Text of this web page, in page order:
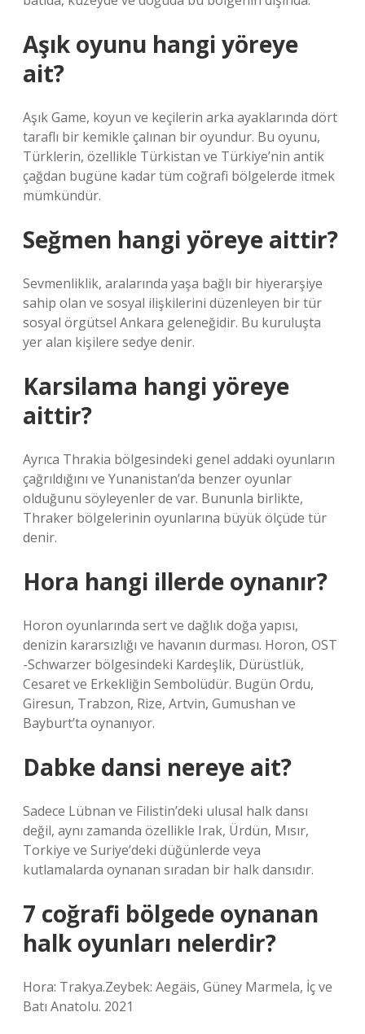
Aşık oyunu hangi yöreye
ait?
Aşık Game, koyun ve keçilerin arka ayaklarında dört
taraflı bir kemikle çalınan bir oyundur. Bu oyunu,
Türklerin, özellikle Türkistan ve Türkiye’nin antik
çağdan bugüne kadar tüm coğrafi bölgelerde itmek
mümkündür.
Seğmen hangi yöreye aittir?
Sevmenliklik, aralarında yaşa bağlı bir hiyerarşiye
sahip olan ve sosyal ilişkilerini düzenleyen bir tür
sosyal örgütsel Ankara geleneğidir. Bu kuruluşta
yer alan kişilere sedye denir.
Karsilama hangi yöreye
aittir?
Ayrıca Thrakia bölgesindeki genel addaki oyunların
çağrıldığını ve Yunanistan’da benzer oyunlar
olduğunu söyleyenler de var. Bununla birlikte,
Thraker bölgelerinin oyunlarına büyük ölçüde tür
denir.
Hora hangi illerde oynanır?
Horon oyunlarında sert ve dağlık doğa yapısı,
denizin kararsızlığı ve havanın durması. Horon, OST
-Schwarzer bölgesindeki Kardeşlik, Dürüstlük,
Cesaret ve Erkekliğin Sembolüdür. Bugün Ordu,
Giresun, Trabzon, Rize, Artvin, Gumushan ve
Bayburt’ta oynanıyor.
Dabke dansi nereye ait?
Sadece Lübnan ve Filistin’deki ulusal halk dansı
değil, aynı zamanda özellikle Irak, Ürdün, Mısır,
Torkiye ve Suriye’deki düğünlerde veya
kutlamalarda oynanan sıradan bir halk dansıdır.
7 coğrafi bölgede oynanan
halk oyunları nelerdir?
Hora: Trakya.Zeybek: Aegäis, Güney Marmela, İç ve
Batı Anatolu. 2021